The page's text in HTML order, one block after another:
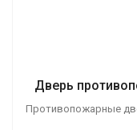
Дверь
Противопожарные